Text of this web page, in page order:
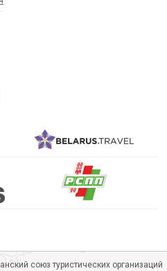
союз туристических организаций